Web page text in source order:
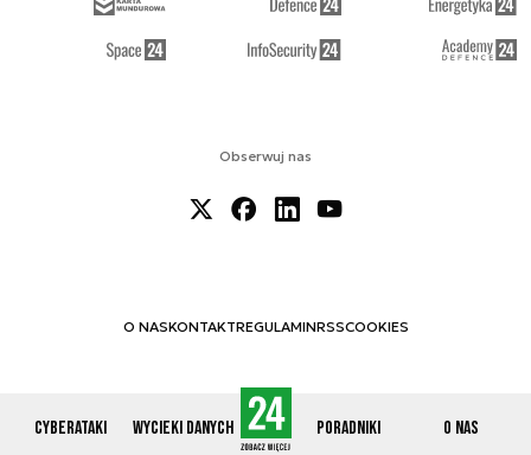
Cyberataki Wycieki danych Poradniki O nas
Obserwuj nas
O NASKONTAKTREGULAMINRSSCOOKIES
© 2012-2026 CYBERDEFENCE24